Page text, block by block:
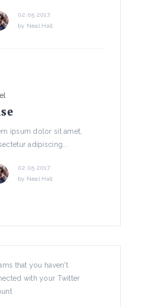
02.05.2017.
by Neal Hall
ipsum dolor sit amet,
adipiscing...
02.05.2017.
by Neal Hall
Nature
ipsum dolor sit amet,
that you haven't
with your Twitter